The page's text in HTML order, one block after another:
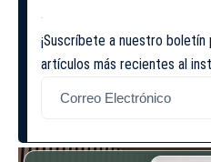
¡Suscríbete a nuestro
artículos más recientes al